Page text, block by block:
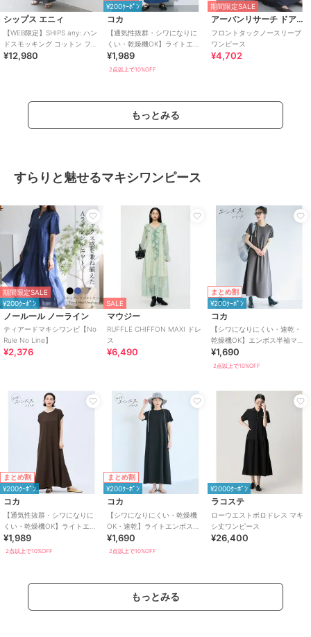
シップス エニィ
【WEB限定】SHIPS any: ハン
ドスモッキング コットン フレ
ア ノースリーブ ワンピース
¥12,980
¥200ｸｰﾎﾟﾝ
コカ
【通気性抜群・シワになりに
くい・乾燥機OK】ライトエン
ボスノースリーブティアード
ワンピース 全2色
¥1,989
2点以上で10%OFF
期間限定SALE
アーバンリサーチ ドアーズ
フロントタックノースリーブ
ワンピース
¥4,702
もっとみる
すらりと魅せるマキシワンピース
期間限定SALE
¥200ｸｰﾎﾟﾝ
ノールール ノーライン
ティアードマキシワンピ【No
Rule No Line】
¥2,376
SALE
マウジー
RUFFLE CHIFFON MAXI ドレ
ス
¥6,490
まとめ割
¥200ｸｰﾎﾟﾝ
コカ
【シワになりにくい・速乾・
乾燥機OK】エンボス半袖マキ
シワンピース 全4色
¥1,690
2点以上で10%OFF
まとめ割
¥200ｸｰﾎﾟﾝ
コカ
【通気性抜群・シワになりに
くい・乾燥機OK】ライトエン
ボスマキシロールアップワン
ピース 全3色
¥1,989
2点以上で10%OFF
まとめ割
¥200ｸｰﾎﾟﾝ
コカ
【シワになりにくい・乾燥機
OK・速乾】ライトエンボスマ
キシワンピース 全2色
¥1,690
2点以上で10%OFF
¥2000ｸｰﾎﾟﾝ
ラコステ
ローウエストポロドレス マキ
シ丈ワンピース
¥26,400
もっとみる